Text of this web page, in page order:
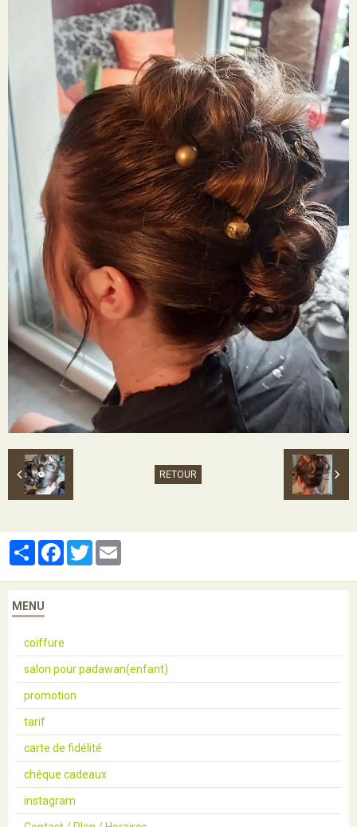
RETOUR
PartagerFacebook
Twitter
MENU
coiffure
salon pour padawan(enfant)
promotion
tarif
carte de fidélité
chéque cadeaux
instagram